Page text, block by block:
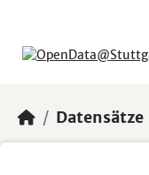
Datensätze